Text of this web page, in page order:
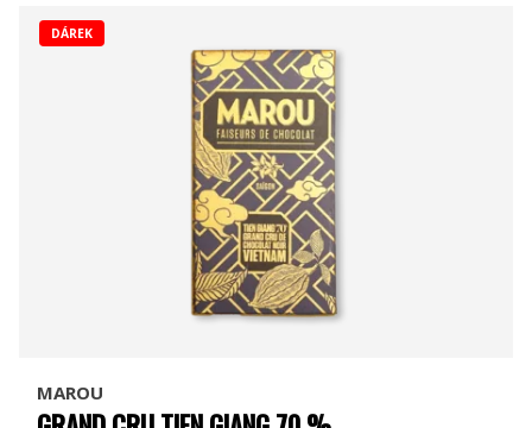
DÁREK
MAROU